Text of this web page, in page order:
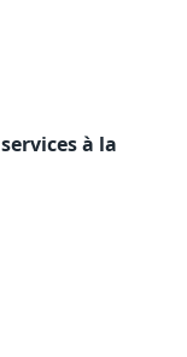
services à la